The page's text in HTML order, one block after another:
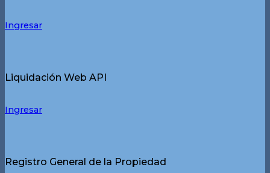
Ingresar
Liquidación Web API
Ingresar
Registro General de la Propiedad